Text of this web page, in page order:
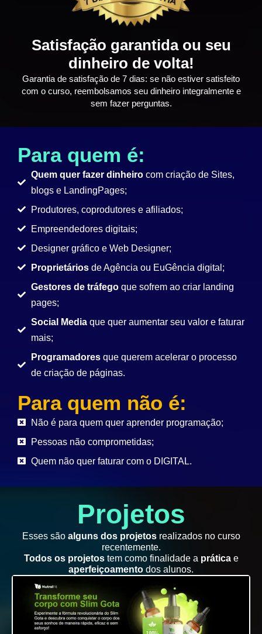
Satisfação garantida ou seu
dinheiro de volta!
Garantia de satisfação de 7 dias: se não estiver satisfeito
com o curso, reembolsamos seu dinheiro integralmente e
sem fazer perguntas.
Para quem é:
Quem quer fazer dinheiro com criação de Sites,
blogs e LandingPages;
Produtores, coprodutores e afiliados;
Empreendedores digitais;
Designer gráfico e Web Designer;
Proprietários de Agência ou EuGência digital;
Gestores de tráfegoque sofrem ao criar landing
pages;
Social Media que quer aumentar seu valor e faturar
mais;
Programadores que querem acelerar o processo
de criação de páginas.
Para quem não é:
Não é para quem quer aprender programação;
Pessoas não comprometidas;
Quem não quer faturar com o DIGITAL.
Projetos
Esses sãoalguns dos projetosrealizados no curso
recentemente.
Todos os projetos tem como finalidade a prática e
aperfeiçoamento dos alunos.